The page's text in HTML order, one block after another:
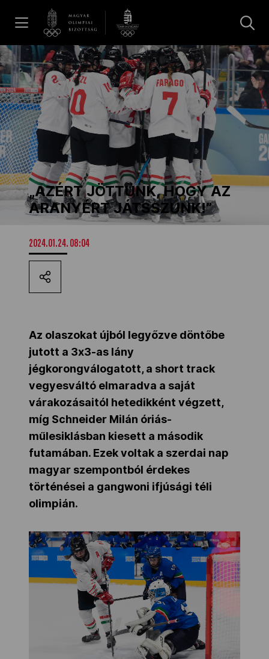
Hírek
Galéria
Dakar 2026
Los Angeles 2028
MOB
Kettőskarrier-program
NOB
Társszervezetek
OVEP
Adatbank
„AZÉRT JÖTTÜNK, HOGY AZ
ARANYÉRT JÁTSSZUNK!”
2024.01.24. 08:04
Az olaszokat újból legyőzve döntőbe
jutott a 3x3-as lány
jégkorongválogatott, a short track
vegyesváltó elmaradva a saját
várakozásaitól hetedikként végzett,
míg Schneider Milán óriás-
műlesiklásban kiesett a második
futamában. Ezek voltak a szerdai nap
magyar szempontból érdekes
történései a gangwoni ifjúsági téli
olimpián.